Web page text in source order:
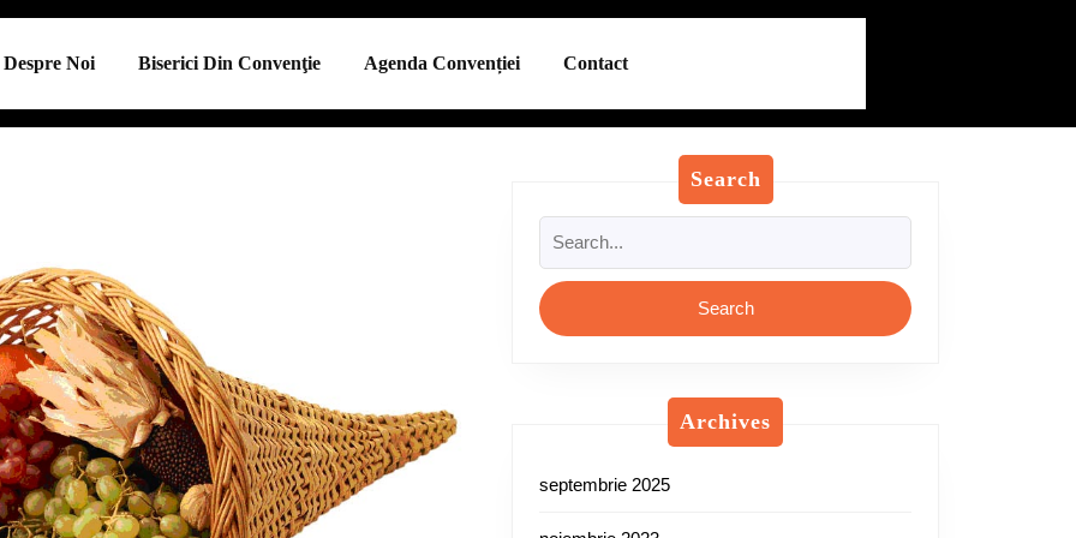
Despre Noi Biserici Din Convenţie Agenda Convenției Contact
Search
for:
Archives
septembrie 2025